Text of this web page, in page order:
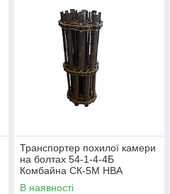
Транспортер похилої камери
на болтах 54-1-4-4Б
Комбайна СК-5М НВА
посилений
В наявності